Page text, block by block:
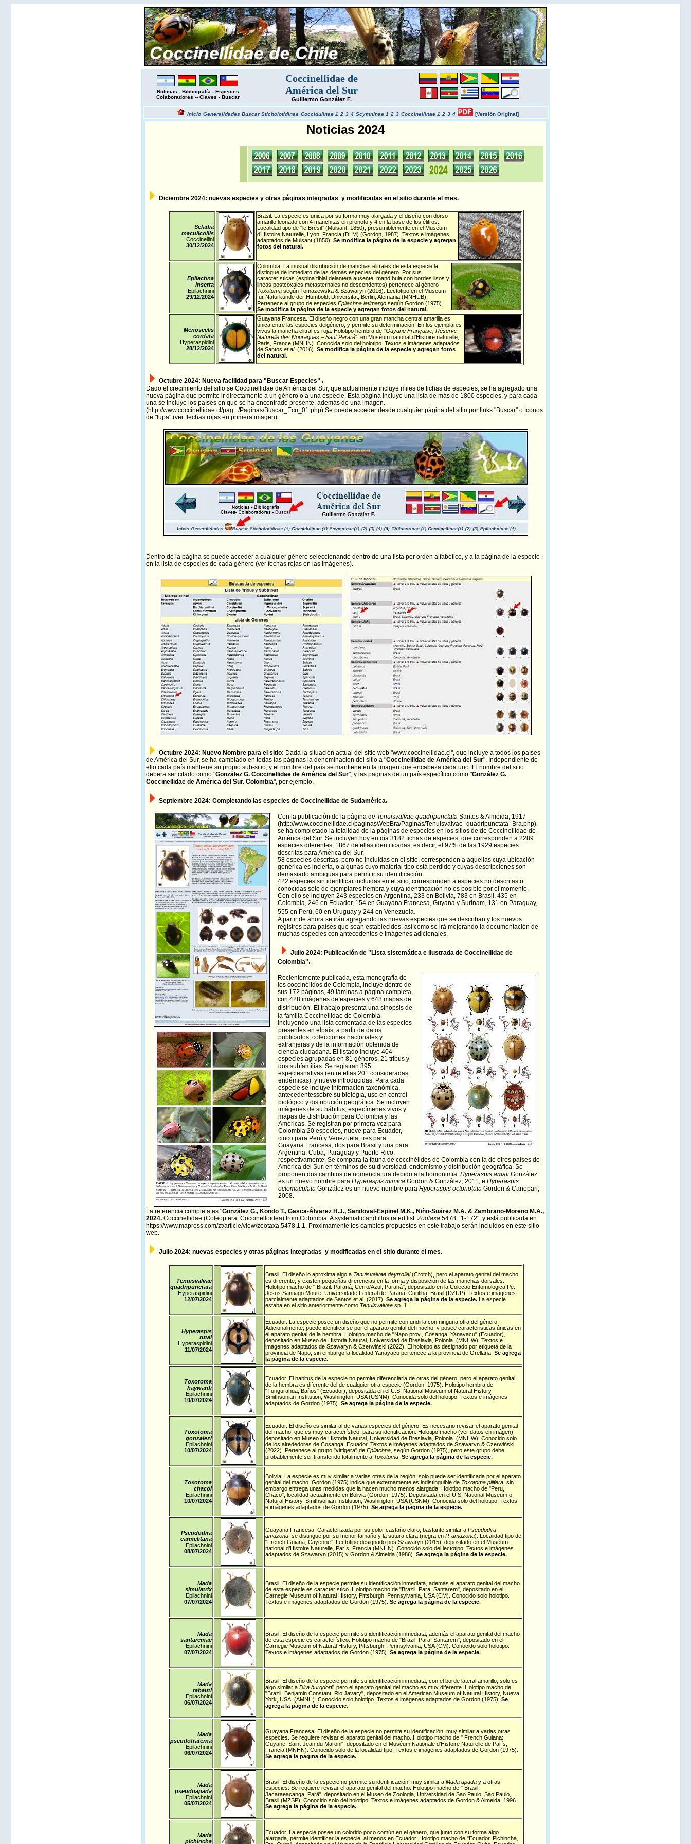
Noticias - Bibliografía - Especies
Colaboradores -- Claves - Buscar
Coccinellidae de
América del Sur
Guillermo González F.
Inicio Generalidades BuscarSticholotidinae Coccidulinae 1 2 3 4 Scymninae 1 2 3 Coccinellinae 1 2 3 4 [Versión Original]
Noticias 2024
Diciembre 2024: nuevas especies y otras páginas integradas y modificadas en el sitio durante el mes.
Seladia
maculicollis
Coccinellini
30/12/2024
Brasil. La especie es unica por su forma muy alargada y el diseño con dorso
amarillo leonado con 4 manchitas en pronoto y 4 en la base de los élitros.
Localidad tipo de "le Brèsil" (Mulsant, 1850), presumiblemente en el Muséum
d’Histoire Naturelle, Lyon, Francia (DLM) (Gordon, 1987). Textos e imágenes
adaptados de Mulsant (1850). Se modifica la página de la especie y agregan
fotos del natural.
Epilachna
inserta
Epilachnini
29/12/2024
Colombia. La inusual distribución de manchas elitrales de esta especie la
distingue de inmediato de las demás especies del género. Por sus
características (espina tibial delantera ausente, mandíbula con bordes lisos y
lineas postcoxales metasternales no descendentes) pertenece al género
Toxotomasegún Tomazewska & Szawaryn (2016). Lectotipo en el Museum
fur Naturkunde der Humboldt Universitat, Berlin, Alemania (MNHUB).
Pertenece al grupo de especies Epilachna latimargo según Gordon (1975).
Se modifica la página de la especie y agregan fotos del natural.
Menoscelis
cordata
Hyperaspidini
28/12/2024
Guayana Francesa. El diseño negro con una gran mancha central amarilla es
única entre las especies delgénero, y permite su determinación. En los ejemplares
vivos la mancha elitral es roja. Holotipo hembra de "Guyane Française, Réserve
Naturelle des Nouragues – Saut Pararé", en Muséum national d’Histoire naturelle,
Paris, France (MNHN). Conocida solo del holotipo. Textos e imágenes adaptados
de Santos et al. (2016). Se modifica la página de la especie y agregan fotos
del natural.
Octubre 2024: Nueva facilidad para "Buscar Especies" .
Dado el crecimiento del sitio se Coccinellidae de América del Sur, que actualmente incluye miles de fichas de especies, se ha agregado una
nueva página que permite ir directamente a un género o a una especie. Esta página incluye una lista de más de 1800 especies, y para cada
una se incluye los países en que se ha encontrado presente, además de una imagen.
(http://www.coccinellidae.cl/pag.../Paginas/Buscar_Ecu_01.php).Se puede acceder desde cualquier página del sitio por links "Buscar" o íconos
de "lupa" (ver flechas rojas en primera imagen).
Dentro de la página se puede acceder a cualquier género seleccionando dentro de una lista por orden alfabético, y a la página de la especie
en la lista de especies de cada género (ver fechas rojas en las imágenes).
Octubre 2024: Nuevo Nombre para el sitio: Dada la situación actual del sitio web "www.coccinellidae.cl", que incluye a todos los países
de América del Sur, se ha cambiado en todas las páginas la denominacion del sitio a "Coccinellidae de América del Sur". Independiente de
ello cada país mantiene su propio sub-sitio, y el nombre del país se mantiene en la imagen que encabeza cada uno. El nombre del sitio
debera ser citado como "González G. Coccinellidae de América del Sur", y las paginas de un país específico como "González G.
Coccinellidae de América del Sur. Colombia", por ejemplo.
Septiembre 2024: Completando las especies de Coccinellidae de Sudamérica.
Con la publicación de la página de Tenuisvalvae quadripunctata Santos & Almeida, 1917
(http://www.coccinellidae.cl/paginasWebBra/Paginas/Tenuisvalvae_quadripunctata_Bra.php),
se ha completado la totalidad de la páginas de especies en los sitios de de Coccinellidae de
América del Sur. Se incluyen hoy en día 3182 fichas de especies, que corresponden a 2289
especies diferentes, 1867 de ellas identificadas, es decir, el 97% de las 1929 especies
descritas para América del Sur.
58 especies descritas, pero no incluidas en el sitio, corresponden a aquellas cuya ubicación
genérica es incierta, o algunas cuyo material tipo está perdido y cuyas descripciones son
demasiado ambiguas para permitir su identificación.
422 especies sin identificar incluidas en el sitio, corresponden a especies no descritas o
conocidas solo de ejemplares hembra y cuya identificación no es posible por el momento.
Con ello se incluyen 243 especies en Argentina, 233 en Bolivia, 783 en Brasil, 435 en
Colombia, 246 en Ecuador, 154 en Guayana Francesa, Guyana y Surinam, 131 en Paraguay,
555 en Perú, 60 en Uruguay y 244 en Venezuela.
A partir de ahora se irán agregando las nuevas especies que se describan y los nuevos
registros para países que sean establecidos, así como se irá mejorando la documentación de
muchas especies con antecedentes e imágenes adicionales.
Julio 2024: Publicación de "Lista sistemática e ilustrada de Coccinellidae de
Colombia".
Recientemente publicada, esta monografía de
los coccinélidos de Colombia, incluye dentro de
sus 172 páginas, 49 láminas a página completa,
con 428 imágenes de especies y 648 mapas de
distribución. El trabajo presenta una sinopsis de
la familia Coccinellidae de Colombia,
incluyendo una lista comentada de las especies
presentes en elpaís, a partir de datos
publicados, colecciones nacionales y
extranjeras y de la información obtenida de
ciencia ciudadana. El listado incluye 404
especies agrupadas en 81 géneros, 21 tribus y
dos subfamilias. Se registran 395
especiesnativas (entre ellas 201 consideradas
endémicas), y nueve introducidas. Para cada
especie se incluye información taxonómica,
antecedentessobre su biología, uso en control
biológico y distribución geográfica. Se incluyen
imágenes de su hábitus, especímenes vivos y
mapas de distribución para Colombia y las
Américas. Se registran por primera vez para
Colombia 20 especies, nueve para Ecuador,
cinco para Perú y Venezuela, tres para
Guayana Francesa, dos para Brasil y una para
Argentina, Cuba, Paraguay y Puerto Rico,
respectivamente. Se compara la fauna de coccinélidos de Colombia con la de otros países de
América del Sur, en términos de su diversidad, endemismo y distribución geográfica. Se
proponen dos cambios de nomenclatura debido a la homonimia: Hyperaspis amati González
es un nuevo nombre para Hyperaspis mimica Gordon & González, 2011, e Hyperaspis
octomaculata González es un nuevo nombre para Hyperaspis octonotata Gordon & Canepari,
2008.
La referencia completa es "González G., Kondo T., Gasca-Álvarez H.J., Sandoval-Espinel M.K., Niño-Suárez M.A. & Zambrano-Moreno M.A.,
2024. Coccinellidae (Coleoptera: Coccinelloidea) from Colombia: A systematic and illustrated list.Zootaxa 5478 : 1-172", y está publicada en
https://www.mapress.com/zt/article/view/zootaxa.5478.1.1. Proximamente los cambios propuestos en este trabajo serán incluidos en este sitio
web.
Julio 2024: nuevas especies y otras páginas integradas y modificadas en el sitio durante el mes.
Tenuisvalvae
quadripunctata
Hyperaspidini
12/07/2024
Brasil. El diseño lo aproxima algo a Tenuisvalvae deyrrollei(Crotch), pero el aparato genital del macho
es diferente, y existen pequeñas diferencias en la forma y disposición de las manchas dorsales.
Holotipo macho de " Brazil. Paraná, Cerro/Azul, Paraná", depositado en la Coleçao Entomologica Pe.
Jesus Santiago Moure, Universidade Federal de Paraná. Curitiba, Brasil (DZUP). Textos e imágenes
parcialmente adaptados de Santos et al. (2017). Se agrega la página de la especie. La especie
estaba en el sitio anteriormente como Tenuisvalvaesp. 1.
Hyperaspis
rutai
Hyperaspidini
11/07/2024
Ecuador. La especie posee un diseño que no permite confundirla con ninguna otra del género.
Adicionalmente, puede identificarse por el aparato genital del macho, y posee caracteristicas únicas en
el aparato genital de la hembra. Holotipo macho de "Napo prov., Cosanga, Yanayacu" (Ecuador),
depositado en Museo de Historia Natural, Universidad de Breslavia, Polonia. (MNHW). Textos e
imágenes adaptados de Szawaryn & Czerwiński (2022). El holotipo es designado por etiqueta de la
provincia de Napo, sin embargo la localidad Yanayacu pertenece a la provincia de Orellana. Se agrega
la página de la especie.
Toxotoma
haywardi
Epilachnini
10/07/2024
Ecuador. El habitus de la especie no permite diferenciarla de otras del género, pero el aparato genital
de la hembra es diferente del de cualquier otra especie (Gordon, 1975). Holotipo hembra de
"Tungurahua, Baños" (Ecuador), depositada en el U.S. National Museum of Natural History,
Smithsonian Institution, Washington, USA (USNM). Conocida solo del holotipo. Textos e imágenes
adaptados de Gordon (1975). Se agrega la página de la especie.
Toxotoma
gonzalezi
Epilachnini
10/07/2024
Ecuador. El diseño es similar al de varias especies del género. Es necesario revisar el aparato genital
del macho, que es muy característico, para su identificación. Holotipo macho (ver datos en imágen),
depositado en Museo de Historia Natural, Universidad de Breslavia, Polonia. (MNHW). Conocido solo
de los alrededores de Cosanga, Ecuador. Textos e imágenes adaptados de Szawaryn & Czerwiński
(2022). Pertenece al grupo "vittigera" de Epilachna, según Gordon (1975), pero este grupo debe
probablemente ser transferido totalmente a Toxotoma. Se agrega la página de la especie.
Toxotoma
chacoi
Epilachnini
10/07/2024
Bolivia. La especie es muy similar a varias otras de la región, solo puede ser identificada por el aparato
genital del macho. Gordon (1975) indica que externamente es indistinguible de Toxotoma pilifera, sin
embargo entrega unas medidas que la hacen mucho menos alargada. Holotipo macho de "Peru,
Chaco", localidad actualmente en Bolivia (Gordon, 1975). Depositada en el U.S. National Museum of
Natural History, Smithsonian Institution, Washington, USA (USNM). Conocida solo del holotipo. Textos
e imágenes adaptados de Gordon (1975). Se agrega la página de la especie.
Pseudodira
carmelitana
Epilachnini
08/07/2024
Guayana Francesa. Caracterizada por su color castaño claro, bastante similar a Pseudodira
amazona, se distingue por su menor tamaño y la sutura clara (negra en P. amazona). Localidad tipo de
"French Guiana, Cayenne". Lectotipo designado pos Szawaryn (2015), depositado en el Muséum
national d’Histoire Naturelle, París, Francia (MNHN). Conocido solo del lectotipo. Textos e imágenes
adaptados de Szawaryn (2015) y Gordon & Almeida (1986). Se agrega la página de la especie.
Mada
simulatrix
Epilachnini
07/07/2024
Brasil. El diseño de la especie permite su identificación inmediata, además el aparato genital del macho
de esta especie es característico. Holotipo macho de "Brazil: Para, Santarem", depositado en el
Carnegie Museum of Natural History, Pittsburgh, Pennsylvania, USA (CM). Conocido solo holotipo.
Textos e imágenes adaptados de Gordon (1975). Se agrega la página de la especie.
Mada
santaremae
Epilachnini
07/07/2024
Brasil. El diseño de la especie permite su identificación inmediata, además el aparato genital del macho
de esta especie es característico. Holotipo macho de "Brazil: Para, Santarem", depositado en el
Carnegie Museum of Natural History, Pittsburgh, Pennsylvania, USA (CM). Conocido solo holotipo.
Textos e imágenes adaptados de Gordon (1975). Se agrega la página de la especie.
Mada
rabauti
Epilachnini
06/07/2024
Brasil. El diseño de la especie permite su identificación inmediata, con el borde lateral amarillo, solo es
algo similar a Dira burgdorfi, pero el aparato genital del macho es muy diferente. Holotipo macho de
"Brazil: Benjamin Constant, Rio Javary", depositado en el American Museum of Natural History, Nueva
York, USA. (AMNH). Conocido solo holotipo. Textos e imágenes adaptados de Gordon (1975). Se
agrega la página de la especie.
Mada
pseudofraterna
Epilachnini
06/07/2024
Guayana Francesa. El diseño de la especie no permite su identificación, muy similar a varias otras
especies. Se requiere revisar el aparato genital del macho. Holotipo macho de " French Guiana:
Guyane: Saint-Jean du Maroni", depositado en el Muséum Nationale d’Histoire Naturelle de París,
Francia (MNHN). Conocido solo de la localidad tipo. Textos e imágenes adaptados de Gordon (1975).
Se agrega la página de la especie.
Mada
pseudoapada
Epilachnini
05/07/2024
Brasil. El diseño de la especie no permite su identificación, muy similar a Mada apada y a otras
especies. Se requiere revisar el aparato genital del macho. Holotipo macho de " Brasil,
Jacaraeacanga, Parä", depositado en el Museo de Zoologia, Universidad de Sao Paulo, Sao Paulo,
Brasil (MZSP). Conocido solo del holotipo. Textos e imágenes adaptados de Gordon & Almeida, 1996.
Se agrega la página de la especie.
Mada
pichincha
Ecuador. La especie posee un colorido poco común en el género, que junto con su forma algo
alargada, permite identificar la especie, al menos en Ecuador. Holotipo macho de "Ecuador, Pichincha,